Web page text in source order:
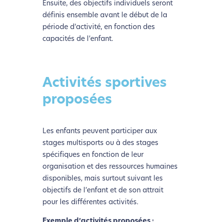
Ensuite, des objectifs individuels seront
définis ensemble avant le début de la
période d’activité, en fonction des
capacités de l’enfant.
Activités sportives
proposées
Les enfants peuvent participer aux
stages multisports ou à des stages
spécifiques en fonction de leur
organisation et des ressources humaines
disponibles, mais surtout suivant les
objectifs de l’enfant et de son attrait
pour les différentes activités.